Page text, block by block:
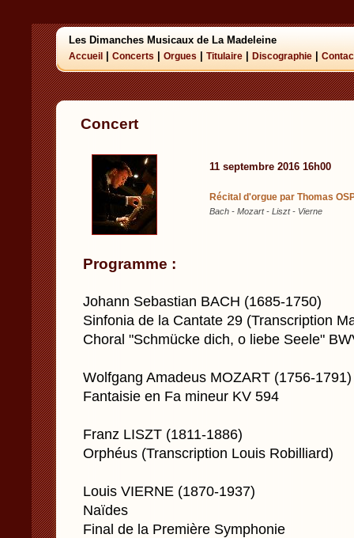
Les Dimanches Musicaux de La Madeleine
Accueil Concerts Orgues Titulaire Discographie
Concert
11 septembre 2016 16h00
Récital d'orgue par Thomas
Bach - Mozart - Liszt - Vierne
Programme :
Johann Sebastian BACH (1685-1750)
Sinfonia de la Cantate 29 (Transcription
Choral "Schmücke dich, o liebe Seele"
Wolfgang Amadeus MOZART (1756-1791)
Fantaisie en Fa mineur KV 594
Franz LISZT (1811-1886)
Orphéus (Transcription Louis Robilliard)
Louis VIERNE (1870-1937)
Naïdes
Final de la Première Symphonie